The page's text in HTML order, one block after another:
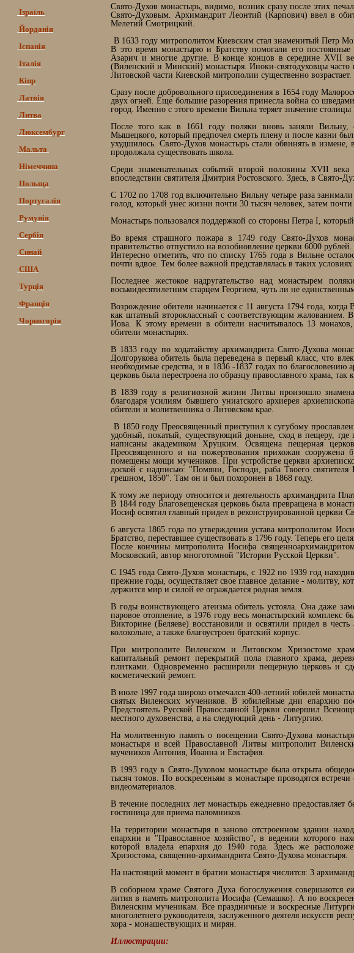
Ізраїль
Йорданія
Іспанія
Італія
Кіпр
Латвія
Литва
Люксембург
Мальта
Німеччина
Польща
Португалія
Румунія
Сербія
Синай
США
Турція
Франція
Чорногорія
Свято-Духов монастырь, видимо, возник сразу после этих
Свято-Духовым. Архимандрит Леонтий (Карпович) ввел в
Мелетий Смотрицкий.
В 1633 году митрополитом Киевским стал знаменитый Петр
В это время монастырю и Братству помогали его
Азарич и многие другие. В конце концов в середине XVII
(Виленский и Минский) монастыря. Иноки-святодуховцы часто
Литовской части Киевской митрополии существенно возрастает.
Сразу после добровольного присоединения в 1654 году
двух огней. Еще большие разорения принесла война со
город. Именно с этого времени Вильна теряет значение
После того как в 1661 году поляки вновь заняли Вильну,
Мышецкого, который предпочел смерть плену и после казни
ухудшилось. Свято-Духов монастырь стали обвинять в
продолжала существовать школа.
Среди знаменательных событий второй половины XVII века
впоследствии святителя Дмитрия Ростовского. Здесь, в Свято-
С 1702 по 1708 год включительно Вильну четыре раза
голод, который унес жизни почти 30 тысяч человек, затем
Монастырь пользовался поддержкой со стороны Петра I,
Во время страшного пожара в 1749 году Свято-Духов
правительство отпустило на возобновление церкви 6000 рублей.
Интересно отметить, что по списку 1765 года в Вильне
почти вдвое. Тем более важной представлялась в таких условиях
Последнее жестокое надругательство над монастырем
восьмидесятилетним старцем Георгием, чуть ли не
Возрождение обители начинается с 11 августа 1794 года,
как штатный второклассный с соответствующим жалованием.
Иова. К этому времени в обители насчитывалось 13
обители монастырях.
В 1833 году по ходатайству архимандрита Свято-Духова
Долгорукова обитель была переведена в первый класс, что
необходимые средства, и в 1836 -1837 годах по благословению
церковь была перестроена по образцу православного храма, так
В 1839 году в религиозной жизни Литвы произошло
благодаря усилиям бывшего униатского архиерея
обители и молитвенника о Литовском крае.
В 1850 году Преосвященный приступил к сугубому
удобный, покатый, существующий доныне, сход в пещеру,
написаны академиком Хруцким. Освящена пещерная
Преосвященного и на пожертвования прихожан сооружена
помещены мощи мучеников. При устройстве церкви
доской с надписью: "Помяни, Господи, раба Твоего
грешном, 1850". Там он и был похоронен в 1868 году.
К тому же периоду относится и деятельность архимандрита
В 1844 году Благовещенская церковь была превращена в
Иосиф освятил главный придел в реконструированной церкви
6 августа 1865 года по утверждении устава митрополитом
Братство, переставшее существовать в 1796 году. Теперь его
После кончины митрополита Иосифа
Московский, автор многотомной "Истории Русской Церкви".
С 1945 года Свято-Духов монастырь, с 1922 по 1939 год
прежние годы, осуществляет свое главное делание - молитву,
держится мир и силой ее ограждается родная земля.
В годы воинствующего атеизма обитель устояла. Она даже
паровое отопление, в 1976 году весь монастырский комплекс
Викторине (Беляеве) восстановили и освятили придел в
колокольне, а также благоустроен братский корпус.
При митрополите Виленском и Литовском Хризостоме
капитальный ремонт перекрытий пола главного храма,
плитками. Одновременно расширили пещерную церковь и
косметический ремонт.
В июле 1997 года широко отмечался 400-летний юбилей
святых Виленских мучеников. В юбилейные дни епархию
Предстоятель Русской Православной Церкви совершил
местного духовенства, а на следующий день - Литургию.
На молитвенную память о посещении Свято-Духова
монастыря и всей Православной Литвы митрополит
мучеников Антония, Иоанна и Евстафия.
В 1993 году в Свято-Духовом монастыре была открыта
тысяч томов. По воскресеньям в монастыре проводятся
видеоматериалов.
В течение последних лет монастырь ежедневно
гостиница для приема паломников.
На территории монастыря в заново отстроенном здании
епархии и "Православное хозяйство", в ведении которого
которой владела епархия до 1940 года. Здесь же
Хризостома, священно-архимандрита Свято-Духова монастыря.
На настоящий момент в братии монастыря числится: 3
В соборном храме Святого Духа богослужения совершаются
лития в память митрополита Иосифа (Семашко). А по
Виленским мученикам. Все праздничные и воскресные
многолетнего руководителя, заслуженного деятеля искусств
хора - монашествующих и мирян.
Иллюстрации: